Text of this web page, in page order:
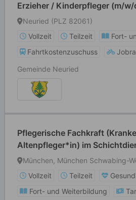
Erzieher / Kinderpfleger (m/
Neuried (PLZ 82061)
Vollzeit
Teilzeit
Fort-
Fahrtkostenzuschuss
Gemeinde Neuried
Pflegerische Fachkraft
Altenpfleger*in) im
Teilzeit
München, München Schwabing-
Vollzeit
Teilzeit
Fort- und Weiterbildung